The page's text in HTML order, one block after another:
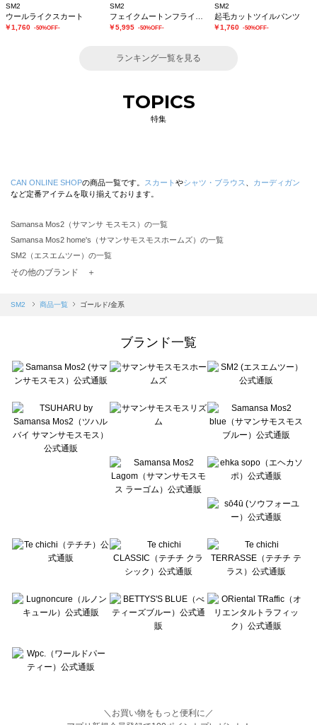
SM2
ウールライクスカート
￥1,760 -50%OFF-
SM2
￥5,995 -50%OFF-
SM2
起毛カットツイルパンツ
￥1,760 -50%OFF-
ランキング一覧を見る
TOPICS
特集
CAN ONLINE SHOPの商品一覧です。 スカート やシャツ・ブラウス
カーディガン
など定番アイテムを取り揃えております。
Samansa Mos2（サマンサ モスモス）の一覧
Samansa Mos2 home's（サマンサモスモスホームズ）の一覧
SM2（エスエムツー）の一覧
TSUHARU by Samansa Mos2（ツハルバイサマンサモスモス）の一覧
Samansa Mos2 blue（サマンサモスモス ブルー）の一覧
Te chichi（テチチ）の一覧
Te chichi CLASSIC（テチチ クラシック）の一覧
Lugnoncure（ルノンキュール）の一覧
BETTY'S BLUE（べティーズブルー）の一覧
Wpc.（ワールドパーティー）の一覧
その他のブランド ＋
SM2 商品一覧 ゴールド/金系
ブランド一覧
＼お買い物をもっと便利に／